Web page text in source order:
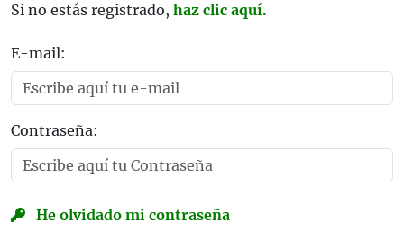
Si no estás registrado, haz clic aquí.
E-mail:
Contraseña:
He olvidado mi contraseña